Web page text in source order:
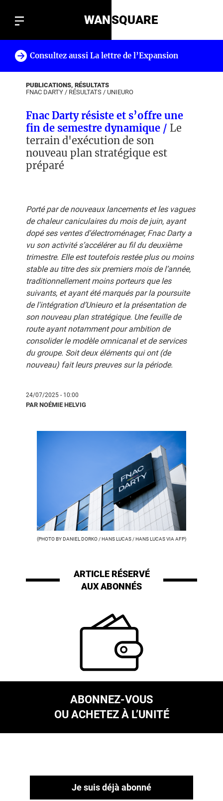
WANSQUARE
Consultez aussi La lettre de l’Expansion
PUBLICATIONS, RÉSULTATS
FNAC DARTY / RÉSULTATS / UNIEURO
Fnac Darty résiste et s’offre une
fin de semestre dynamique / Le
terrain d'exécution de son
nouveau plan stratégique est
préparé
Porté par de nouveaux lancements et les vagues
de chaleur caniculaires du mois de juin, ayant
dopé ses ventes d’électroménager, Fnac Darty a
vu son activité s’accélérer au fil du deuxième
trimestre. Elle est toutefois restée plus ou moins
stable au titre des six premiers mois de l’année,
traditionnellement moins porteurs que les
suivants, et ayant été marqués par la poursuite
de l'intégration d’Unieuro et la présentation de
son nouveau plan stratégique. Une feuille de
route ayant notamment pour ambition de
consolider le modèle omnicanal et de services
du groupe. Soit deux éléments qui ont (de
nouveau) fait leurs preuves sur la période.
24/07/2025 - 10:00
PAR NOÉMIE HELVIG
(PHOTO BY DANIEL DORKO / HANS LUCAS / HANS LUCAS VIA AFP)
ARTICLE RÉSERVÉ
AUX ABONNÉS
ABONNEZ-VOUS
OU ACHETEZ À L’UNITÉ
Je suis déjà abonné